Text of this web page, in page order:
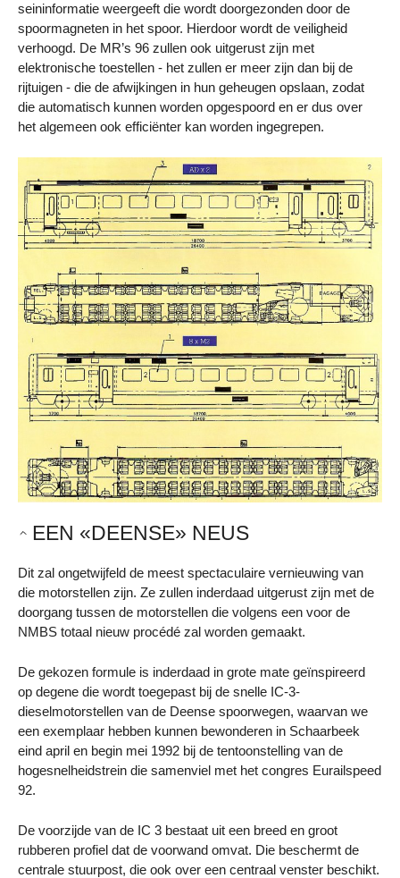
seininformatie weergeeft die wordt doorgezonden door de
spoormagneten in het spoor. Hierdoor wordt de veiligheid
verhoogd. De MR’s 96 zullen ook uitgerust zijn met
elektronische toestellen - het zullen er meer zijn dan bij de
rijtuigen - die de afwijkingen in hun geheugen opslaan, zodat
die automatisch kunnen worden opgespoord en er dus over
het algemeen ook efficiënter kan worden ingegrepen.
EEN «DEENSE» NEUS
Dit zal ongetwijfeld de meest spectaculaire vernieuwing van
die motorstellen zijn. Ze zullen inderdaad uitgerust zijn met de
doorgang tussen de motorstellen die volgens een voor de
NMBS totaal nieuw procédé zal worden gemaakt.
De gekozen formule is inderdaad in grote mate geïnspireerd
op degene die wordt toegepast bij de snelle IC-3-
dieselmotorstellen van de Deense spoorwegen, waarvan we
een exemplaar hebben kunnen bewonderen in Schaarbeek
eind april en begin mei 1992 bij de tentoonstelling van de
hogesnelheidstrein die samenviel met het congres Eurailspeed
92.
De voorzijde van de IC 3 bestaat uit een breed en groot
rubberen profiel dat de voorwand omvat. Die beschermt de
centrale stuurpost, die ook over een centraal venster beschikt.